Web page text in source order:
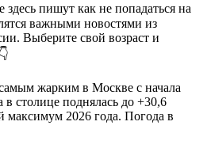
здесь пишут как не попадаться на
важными новостями из
Выберите свой возраст и
жарким в Москве с начала
в столице поднялась до +30,6
максимум 2026 года. Погода в